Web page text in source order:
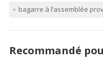
bagarre à l’assemblée
Recommandé